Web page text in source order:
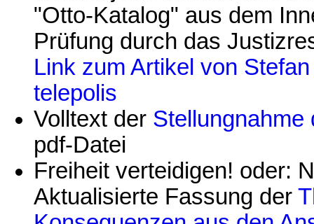
"Otto-Katalog" aus dem
Prüfung durch das
Link zum Artikel von
telepolis
Volltext der Stellungnahme
pdf-Datei
Freiheit verteidigen! oder:
Aktualisierte Fassung der